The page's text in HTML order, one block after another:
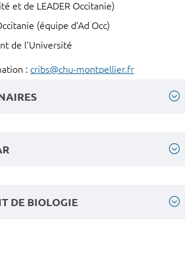
et de LEADER Occitanie)
(équipe d’Ad Occ)
de l’Université
: cribs@chu-montpellier.fr
DE BIOLOGIE